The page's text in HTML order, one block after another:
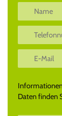
Daten finden